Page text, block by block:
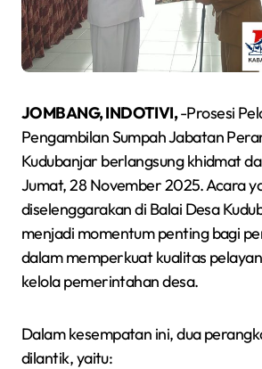
JOMBANG, INDOTIVI,-Prosesi
Pengambilan Sumpah Jabatan
Kudubanjar berlangsung khidmat
Jumat, 28 November 2025. Acara
diselenggarakan di Balai Desa
menjadi momentum penting bagi
dalam memperkuat kualitas
kelola pemerintahan desa.
Dalam kesempatan ini, dua
dilantik, yaitu: